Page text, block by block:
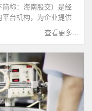
称：海南股交）是经
台机构，为企业提供
托管、挂牌、转让和融
范，并通过金融创
查看更多...